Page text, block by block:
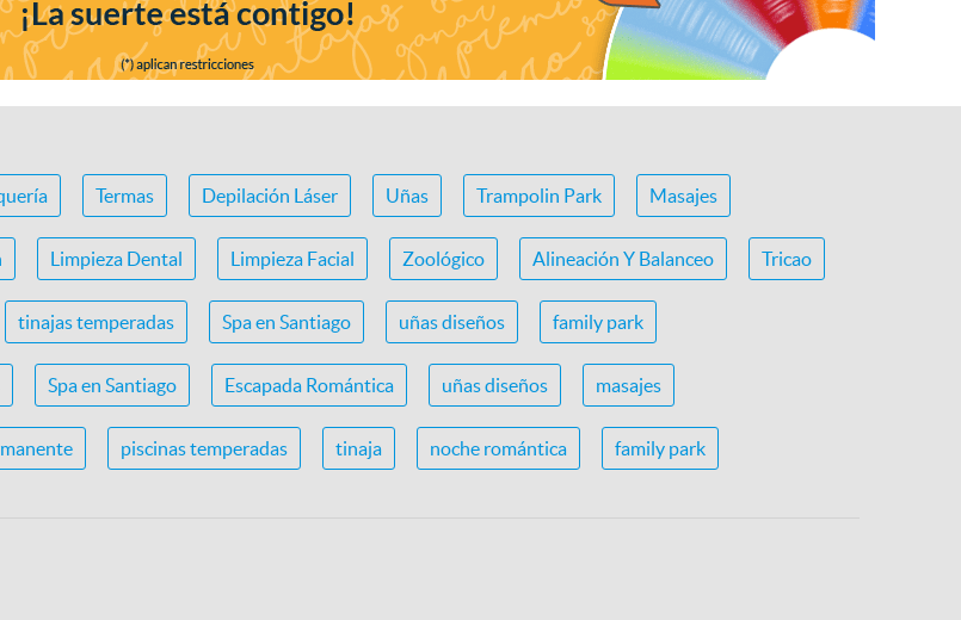
Termas Depilación Láser Uñas Trampolin Park Masajes
Limpieza Dental Limpieza Facial Zoológico Alineación Y Balanceo Tricao
tinajas temperadas Spa en Santiago uñas diseños family park
Spa en Santiago Escapada Romántica uñas diseños masajes
piscinas temperadas tinaja noche romántica family park